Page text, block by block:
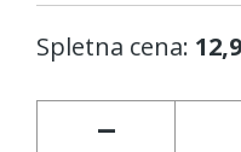
Spletna cena:
-